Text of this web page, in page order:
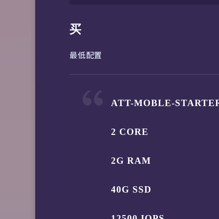
买
最低配置
ATT-MOBLE-
2 CORE
2G RAM
40G SSD